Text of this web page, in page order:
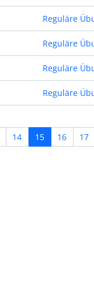
Reguläre
Reguläre
Reguläre
Reguläre
14 15 16 17